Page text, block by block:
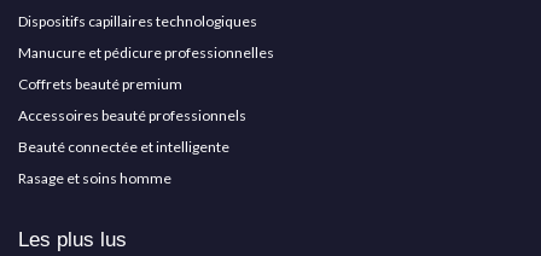
Dispositifs capillaires technologiques
Manucure et pédicure professionnelles
Coffrets beauté premium
Accessoires beauté professionnels
Beauté connectée et intelligente
Rasage et soins homme
Les plus lus